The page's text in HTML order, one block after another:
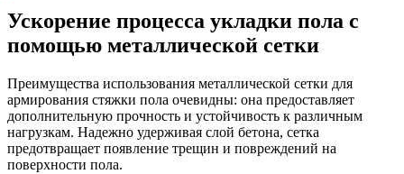
Ускорение процесса укладки пола с
помощью металлической сетки
Преимущества использования металлической сетки для
армирования стяжки пола очевидны: она предоставляет
дополнительную прочность и устойчивость к различным
нагрузкам. Надежно удерживая слой бетона, сетка
предотвращает появление трещин и повреждений на
поверхности пола.